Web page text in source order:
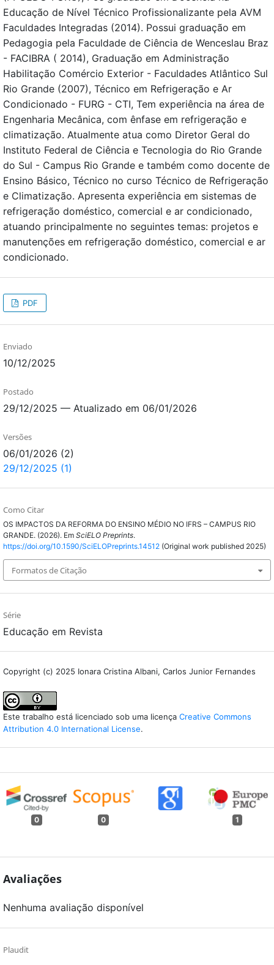
Educação de Nível Técnico Profissionalizante pela AVM
Faculdades Integradas (2014). Possui graduação em
Pedagogia pela Faculdade de Ciência de Wenceslau Braz
- FACIBRA ( 2014), Graduação em Administração
Habilitação Comércio Exterior - Faculdades Atlântico Sul
Rio Grande (2007), Técnico em Refrigeração e Ar
Condicionado - FURG - CTI, Tem experiência na área de
Engenharia Mecânica, com ênfase em refrigeração e
climatização. Atualmente atua como Diretor Geral do
Instituto Federal de Ciência e Tecnologia do Rio Grande
do Sul - Campus Rio Grande e também como docente de
Ensino Básico, Técnico no curso Técnico de Refrigeração
e Climatização. Apresenta experiência em sistemas de
refrigeração doméstico, comercial e ar condicionado,
atuando principalmente no seguintes temas: projetos e
manutenções em refrigeração doméstico, comercial e ar
condicionado.
PDF
Enviado
10/12/2025
Postado
29/12/2025 — Atualizado em 06/01/2026
Versões
06/01/2026 (2)
29/12/2025 (1)
Como Citar
OS IMPACTOS DA REFORMA DO ENSINO MÉDIO NO IFRS – CAMPUS RIO
GRANDE. (2026). Em SciELO Preprints.
https://doi.org/10.1590/SciELOPreprints.14512 (Original work published 2025)
Formatos de Citação
Série
Educação em Revista
Copyright (c) 2025 Ionara Cristina Albani, Carlos Junior Fernandes
Este trabalho está licenciado sob uma licença Creative Commons
Attribution 4.0 International License.
0 0 1
Avaliações
Nenhuma avaliação disponível
Plaudit